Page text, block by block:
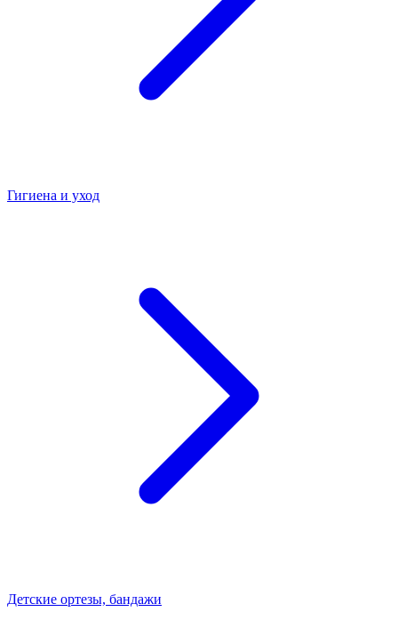
Гигиена и уход
Детские ортезы, бандажи